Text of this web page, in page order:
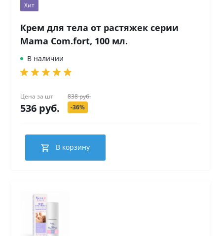
Хит
Крем для тела от растяжек серии
Mama Com.fort, 100 мл.
В наличии
Цена за шт
536 руб.
838 руб.
-36%
В корзину